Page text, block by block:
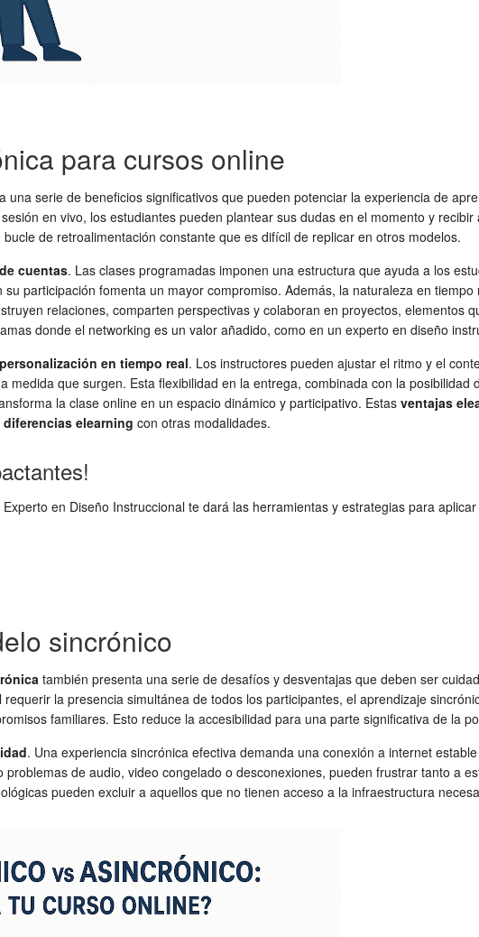
para cursos online
una serie de beneficios significativos que pueden potenciar la experiencia de
en vivo, los estudiantes pueden plantear sus dudas en el momento y
de retroalimentación constante que es difícil de replicar en otros modelos.
cuentas. Las clases programadas imponen una estructura que ayuda a los
participación fomenta un mayor compromiso. Además, la naturaleza en
relaciones, comparten perspectivas y colaboran en proyectos, elementos
donde el networking es un valor añadido, como en un experto en diseño
en tiempo real. Los instructores pueden ajustar el ritmo y el
que surgen. Esta flexibilidad en la entrega, combinada con la
la clase online en un espacio dinámico y participativo. Estas ventajas
diferencias elearning con otras modalidades.
en Diseño Instruccional te dará las herramientas y estrategias para
sincrónico
también presenta una serie de desafíos y desventajas que deben ser
requerir la presencia simultánea de todos los participantes, el aprendizaje
familiares. Esto reduce la accesibilidad para una parte significativa de la
. Una experiencia sincrónica efectiva demanda una conexión a internet
de audio, video congelado o desconexiones, pueden frustrar tanto a
pueden excluir a aquellos que no tienen acceso a la infraestructura